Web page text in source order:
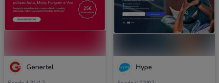
Genertel Hype